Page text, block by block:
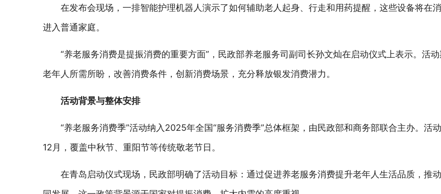
在发布会现场，一排智能护理机器人演示了如何辅助老人起身、行走和用药提醒，这些设备将在
进入普通家庭。
“养老服务消费是提振消费的重要方面”，民政部养老服务司副司长孙文灿在启动仪式上表示。活
老年人所需所盼，改善消费条件，创新消费场景，充分释放银发消费潜力。
活动背景与整体安排
“养老服务消费季”活动纳入2025年全国“服务消费季”总体框架，由民政部和商务部联合主办。活
12月，覆盖中秋节、重阳节等传统敬老节日。
在青岛启动仪式现场，民政部明确了活动目标：通过促进养老服务消费提升老年人生活品质，推